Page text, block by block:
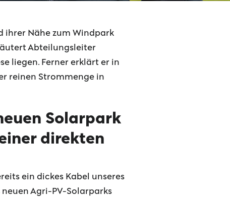
ihrer Nähe zum Windpark
Abteilungsleiter
liegen. Ferner erklärt er in
reinen Strommenge in
Solarpark
direkten
ein dickes Kabel unseres
Agri-PV-Solarparks